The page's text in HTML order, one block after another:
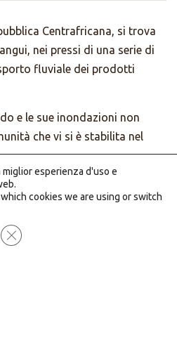
Centrafricana, si trova
nei pressi di una serie di
fluviale dei prodotti
e le sue inondazioni non
che vi si è stabilita nel
week-end spirituali, ritiri,
di preghiera.
un dispensario e una
esperienza d'uso e
cookies we are using or switch
Close GDPR Cookie Banner